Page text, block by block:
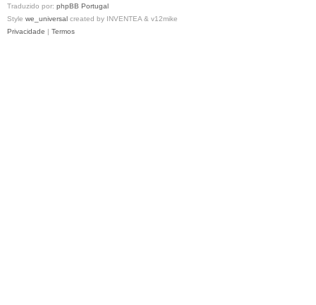
Traduzido por: phpBB Portugal
Style we_universal created by INVENTEA & v12mike
Privacidade | Termos